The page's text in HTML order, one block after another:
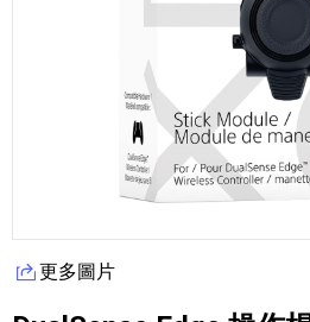
更多圖片